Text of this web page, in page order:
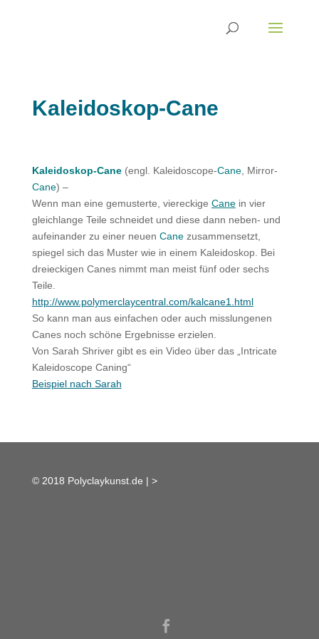
Kaleidoskop-Cane
Kaleidoskop-Cane(engl. Kaleidoscope-Cane, Mirror-
Cane) –
Wenn man eine gemusterte, viereckige Canein vier
gleichlange Teile schneidet und diese dann neben- und
aufeinander zu einer neuen Canezusammensetzt,
spiegel sich das Muster wie in einem Kaleidoskop. Bei
dreieckigen Canes nimmt man meist fünf oder sechs
Teile.
http://www.polymerclaycentral.com/kalcane1.html
So kann man aus einfachen oder auch misslungenen
Canes noch schöne Ergebnisse erzielen.
Von Sarah Shriver gibt es ein Video über das „Intricate
Kaleidoscope Caning“
Beispiel nach Sarah
© 2018 Polyclaykunst.de | >